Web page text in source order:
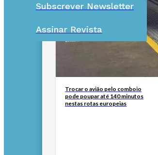
Subscrever Newsletter
Assinar Revista
Trocar o avião pelo comboio
pode poupar até 140 minutos
nestas rotas europeias